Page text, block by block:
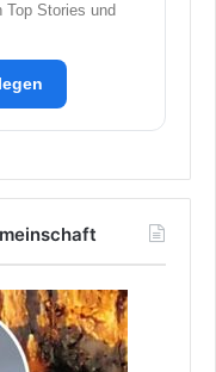
Top Stories und